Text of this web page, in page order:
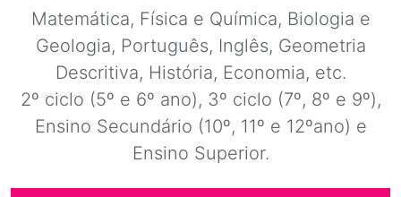
Matemática, Física e Química, Biologia e
Geologia, Português, Inglês, Geometria
Descritiva, História, Economia, etc.
2º ciclo (5º e 6º ano), 3º ciclo (7º, 8º e 9º),
Ensino Secundário (10º, 11º e 12ºano) e
Ensino Superior.